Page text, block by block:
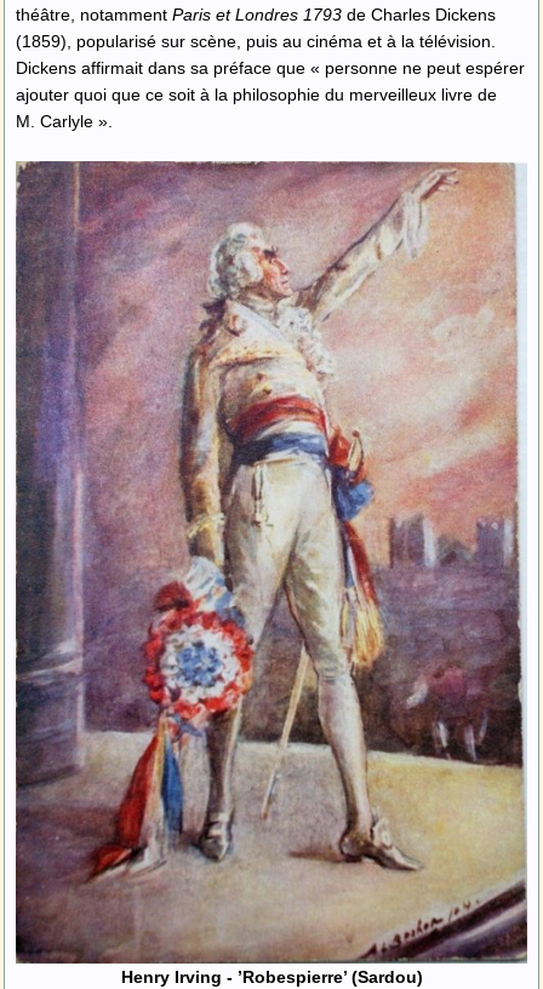
théâtre, notamment Paris et Londres 1793de Charles Dickens
(1859), popularisé sur scène, puis au cinéma et à la télévision.
Dickens affirmait dans sa préface que « personne ne peut espérer
ajouter quoi que ce soit à la philosophie du merveilleux livre de
M. Carlyle ».
Henry Irving - ’Robespierre’ (Sardou)